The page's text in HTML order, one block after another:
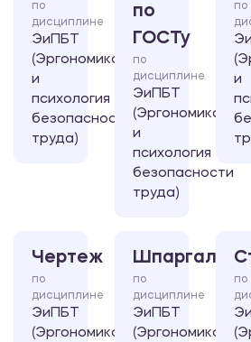
по
дисциплине
ЭиПБТ
(Эргономика
и
психология
безопасности
труда)
по
ГОСТу
по
дисциплине
ЭиПБТ
(Эргономика
и
психология
безопасности
труда)
по
и
Чертеж
по
дисциплине
ЭиПБТ
(Эргономика
Шпаргалка
по
дисциплине
ЭиПБТ
(Эргономика
по